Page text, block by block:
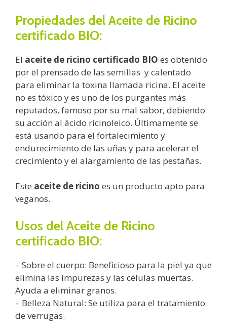
Propiedades del Aceite de Ricino
certificado BIO:
El aceite de ricino certificado BIO es obtenido
por el prensado de las semillas y calentado
para eliminar la toxina llamada ricina. El aceite
no es tóxico y es uno de los purgantes más
reputados, famoso por su mal sabor, debiendo
su acción al ácido ricinoleico. Últimamente se
está usando para el fortalecimiento y
endurecimiento de las uñas y para acelerar el
crecimiento y el alargamiento de las pestañas.
Este aceite de ricino es un producto apto para
veganos.
Usos del Aceite de Ricino
certificado BIO:
– Sobre el cuerpo: Beneficioso para la piel ya que
elimina las impurezas y las células muertas.
Ayuda a eliminar granos.
– Belleza Natural: Se utiliza para el tratamiento
de verrugas.